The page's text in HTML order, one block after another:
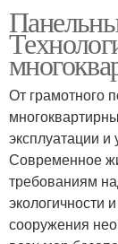
От грамотного
эксплуатации
Современное
требованиям
экологичности
сооружения